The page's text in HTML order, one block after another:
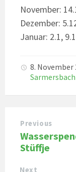
November:
Dezember:
Januar: 2.1,
8. November
Sarmersbach
Previous
Stüffje
Next